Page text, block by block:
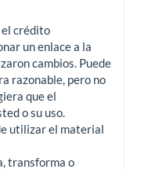
crédito
un enlace a la
cambios. Puede
razonable, pero no
que el
o su uso.
utilizar el material
transforma o